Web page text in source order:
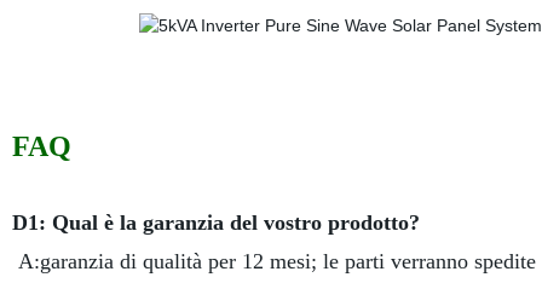
FAQ
D1: Qual è la garanzia del vostro prodotto?
A:garanzia di qualità per 12 mesi; le parti verranno